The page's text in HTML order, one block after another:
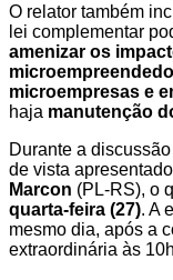
O relator também
lei complementar
amenizar os
microempresas e
haja manutenção
Durante a
de vista
Marcon (PL-RS), o
quarta-feira (27). A
mesmo dia, após a
extraordinária às